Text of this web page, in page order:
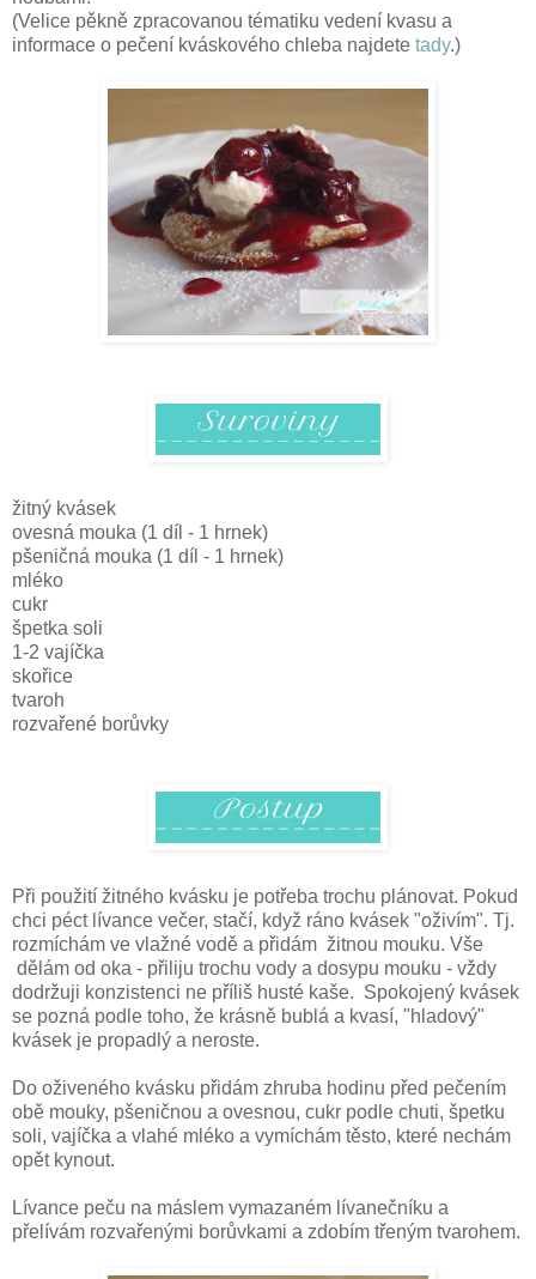
(Velice pěkně zpracovanou tématiku vedení kvasu a
informace o pečení kváskového chleba najdete tady.)
žitný kvásek
ovesná mouka (1 díl - 1 hrnek)
pšeničná mouka (1 díl - 1 hrnek)
mléko
cukr
špetka soli
1-2 vajíčka
skořice
tvaroh
rozvařené borůvky
Při použití žitného kvásku je potřeba trochu plánovat. Pokud
chci péct lívance večer, stačí, když ráno kvásek "oživím". Tj.
rozmíchám ve vlažné vodě a přidám žitnou mouku. Vše
dělám od oka - přiliju trochu vody a dosypu mouku - vždy
dodržuji konzistenci ne příliš husté kaše. Spokojený kvásek
se pozná podle toho, že krásně bublá a kvasí, "hladový"
kvásek je propadlý a neroste.
Do oživeného kvásku přidám zhruba hodinu před pečením
obě mouky, pšeničnou a ovesnou, cukr podle chuti, špetku
soli, vajíčka a vlahé mléko a vymíchám těsto, které nechám
opět kynout.
Lívance peču na máslem vymazaném lívanečníku a
přelívám rozvařenými borůvkami a zdobím třeným tvarohem.